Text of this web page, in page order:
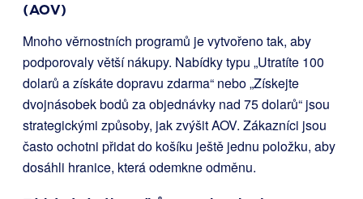
(AOV)
Mnoho věrnostních programů je vytvořeno tak, aby
podporovaly větší nákupy. Nabídky typu „Utratíte 100
dolarů a získáte dopravu zdarma“ nebo „Získejte
dvojnásobek bodů za objednávky nad 75 dolarů“ jsou
strategickými způsoby, jak zvýšit AOV. Zákazníci jsou
často ochotni přidat do košíku ještě jednu položku, aby
dosáhli hranice, která odemkne odměnu.